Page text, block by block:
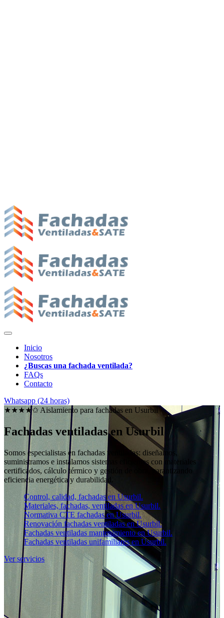
Inicio
Nosotros
¿Buscas una fachada ventilada?
FAQs
Contacto
Whatsapp (24 horas)
★★★★✩ Aislamiento para fachadas en Usurbil
Fachadas ventiladas en Usurbil
Somos especialistas en fachadas ventiladas: diseñamos,
suministramos e instalamos sistemas eficientes con materiales
certificados, cálculo térmico y gestión de obra, garantizando
eficiencia energética y durabilidad.
Control, calidad, fachadas en Usurbil.
Materiales, fachadas, ventiladas en Usurbil.
Normativa CTE fachadas en Usurbil.
Renovación fachadas ventiladas en Usurbil.
Fachadas ventiladas mantenimiento en Usurbil.
Fachadas ventiladas unifamiliares en Usurbil.
Ver servicios